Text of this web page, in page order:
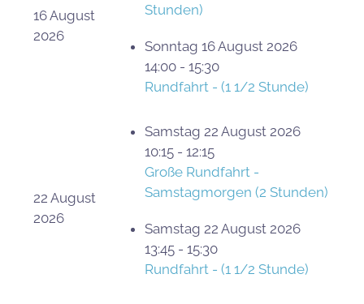
16 August
2026
Stunden)
Sonntag 16 August 2026
14:00 - 15:30
Rundfahrt - (1 1/2 Stunde)
22 August
2026
Samstag 22 August 2026
10:15 - 12:15
Große Rundfahrt -
Samstagmorgen (2 Stunden)
Samstag 22 August 2026
13:45 - 15:30
Rundfahrt - (1 1/2 Stunde)